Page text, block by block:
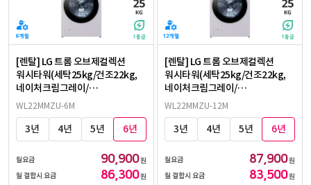
[렌탈] LG 트롬 오브제컬렉션
워시타워(세탁25kg/건조22kg,
네이처크림그레이/
네이처크림그레이)
WL22MMZU-6M
3년 4년 5년 6년
월요금 90,900원
월 결합시 요금
86,300원
[렌탈] LG 트롬 오브제컬렉션
워시타워(세탁25kg/건조22kg,
네이처크림그레이/
네이처크림그레이)
WL22MMZU-12M
3년 4년 5년 6년
월요금 87,900원
월 결합시 요금
83,500원